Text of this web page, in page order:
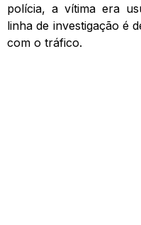
polícia, a vítima era
linha de investigação é
com o tráfico.